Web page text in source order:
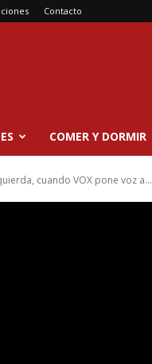
Contacto
COMER Y DORMIR
cuando VOX pone voz a...